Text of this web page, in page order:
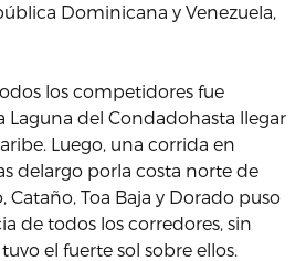
Dominicana y Venezuela,
los competidores fue
Laguna del Condadohasta llegar
Luego, una corrida en
delargo porla costa norte de
Cataño, Toa Baja y Dorado puso
de todos los corredores, sin
el fuerte sol sobre ellos.